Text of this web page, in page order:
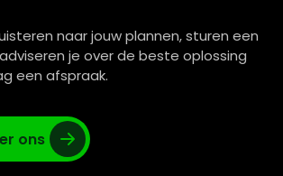
naar jouw plannen, sturen een
je over de beste oplossing
een afspraak.
ons